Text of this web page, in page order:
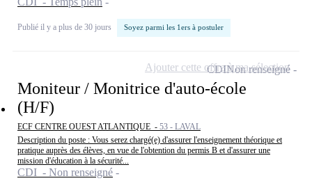
Publié il y a plus de 30 jours Soyez parmi les 1ers à postuler
Moniteur / Monitrice d'auto-école
(H/F)
ECF CENTRE OUEST ATLANTIQUE - 53 - LAVAL
Description du poste : Vous serez chargé(e) d'assurer l'enseignement théorique et
pratique auprès des élèves, en vue de l'obtention du permis B et d'assurer une
mission d'éducation à la sécurité...
CDI - Non renseigné
CDINon renseigné
Ajouter cette offre à ma sélection